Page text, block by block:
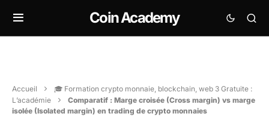
Coin Academy
Accueil
🎓 Formation crypto monnaie, blockchain, web 3 Gratuite :
L’académie
Comparatif : Marge croisée (Cross margin) vs marge
isolée (Isolated margin) en trading de crypto monnaies